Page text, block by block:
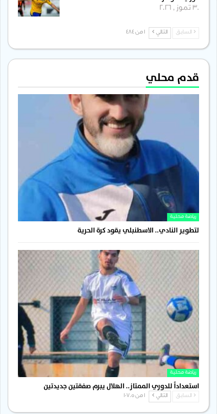
30 تموز , 2026
السابق التالي
قدم محلي
رياضة محلية
لتطوير النادي.. الاسطنبلي يقود كرة الحرية
رياضة محلية
استعداداً للدوري الممتاز.. الهلال يبرم صفقتين جديدتين
السابق التالي